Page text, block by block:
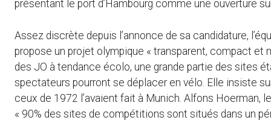
présentant le port d’Hambourg comme une ouverture
Assez discrète depuis l’annonce de sa candidature,
propose un projet olympique « transparent, compact et
des JO à tendance écolo, une grande partie des sites
spectateurs pourront se déplacer en vélo. Elle insiste
ceux de 1972 l’avaient fait à Munich. Alfons Hoerman,
« 90% des sites de compétitions sont situés dans un